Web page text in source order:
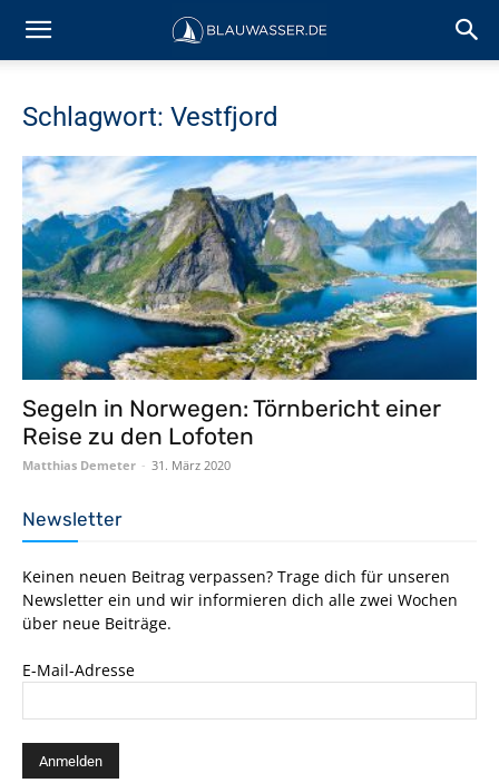
Schlagwort: Vestfjord
Segeln in Norwegen: Törnbericht einer
Reise zu den Lofoten
Matthias Demeter - 31. März 2020
Newsletter
Keinen neuen Beitrag verpassen? Trage dich für unseren
Newsletter ein und wir informieren dich alle zwei Wochen
über neue Beiträge.
E-Mail-Adresse